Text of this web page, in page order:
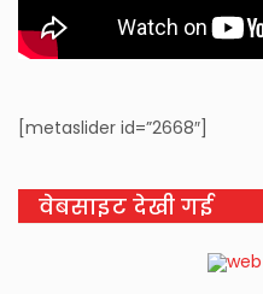
[metaslider id=”2668″]
वेबसाइट देखी गई